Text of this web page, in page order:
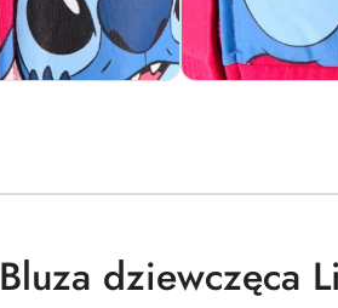
Bluza dziewczęca